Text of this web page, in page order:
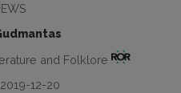
and Folklore
12-20